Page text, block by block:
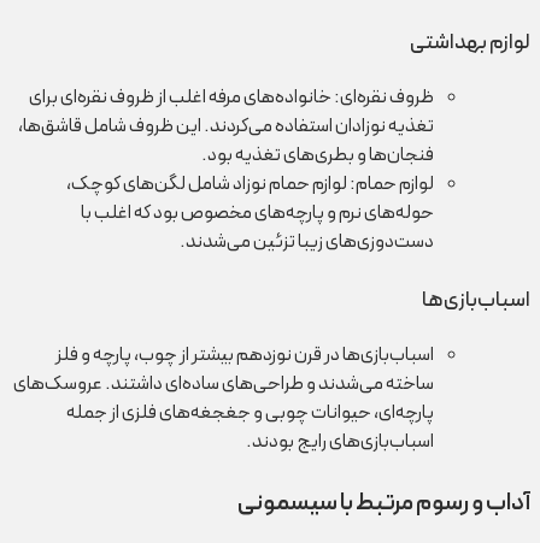
لوازم بهداشتی
ظروف نقره‌ای: خانواده‌های مرفه اغلب از ظروف نقره‌ای برای
تغذیه نوزادان استفاده می‌کردند. این ظروف شامل قاشق‌ها،
فنجان‌ها و بطری‌های تغذیه بود.
لوازم حمام: لوازم حمام نوزاد شامل لگن‌های کوچک،
حوله‌های نرم و پارچه‌های مخصوص بود که اغلب با
دست‌دوزی‌های زیبا تزئین می‌شدند.
اسباب‌بازی‌ها
اسباب‌بازی‌ها در قرن نوزدهم بیشتر از چوب، پارچه و فلز
ساخته می‌شدند و طراحی‌های ساده‌ای داشتند. عروسک‌های
پارچه‌ای، حیوانات چوبی و جغجغه‌های فلزی از جمله
اسباب‌بازی‌های رایج بودند.
آداب و رسوم مرتبط با سیسمونی